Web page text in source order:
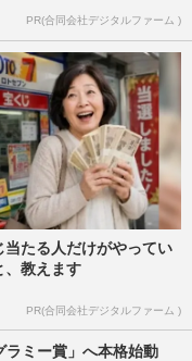
PR(合同会社デジタルファーム )
当たる人だけがやってい
、教えます
PR(合同会社デジタルファーム )
ミー賞」へ本格始動